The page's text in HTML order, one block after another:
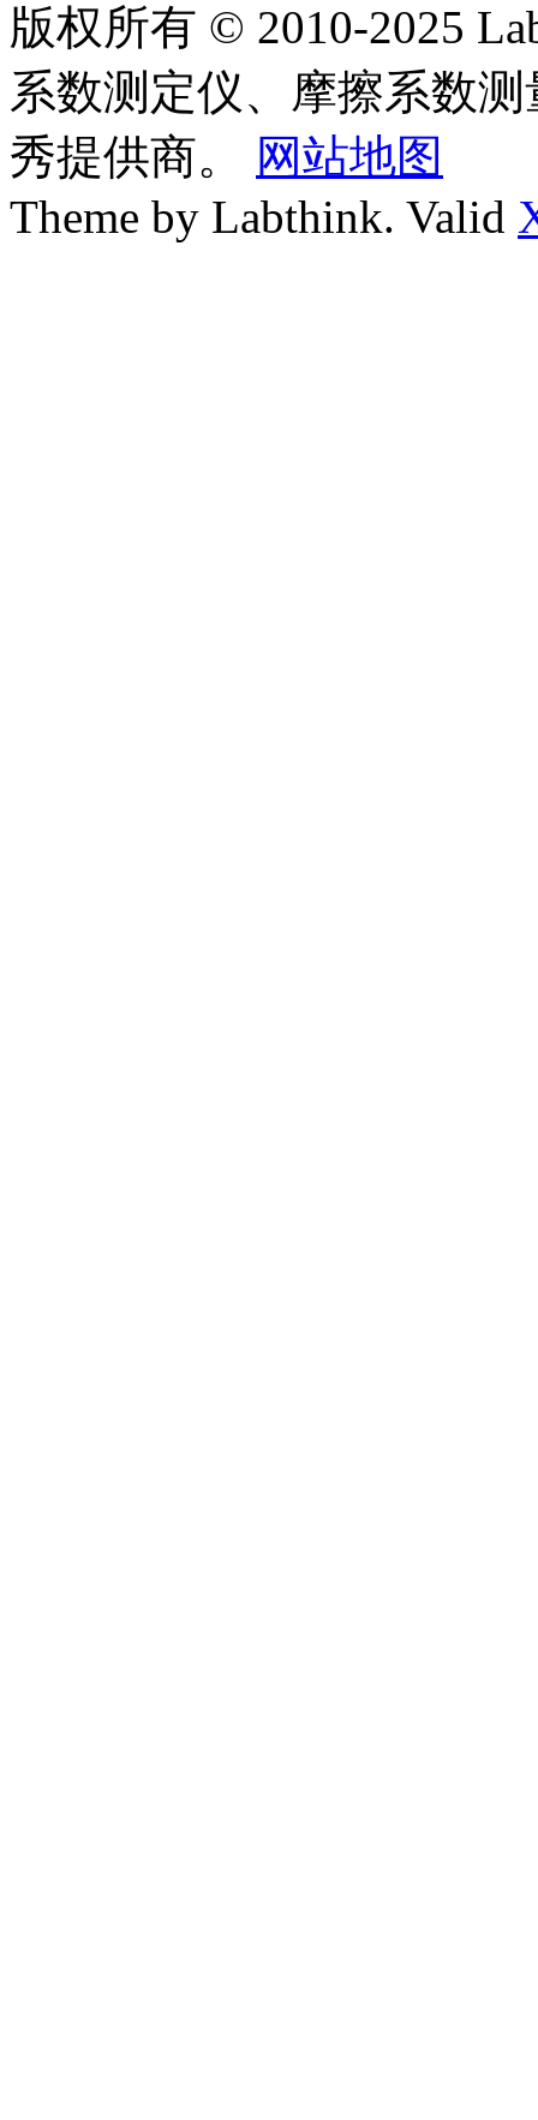
版权所有 © 2010-2025
系数测定仪、摩擦系数
秀提供商。
网站地图
Theme by Labthink. Valid